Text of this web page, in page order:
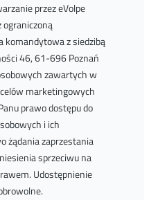
przez eVolpe
ograniczoną
komandytowa z siedzibą
46, 61-696 Poznań
zawartych w
marketingowych
prawo dostępu do
i ich
żądania zaprzestania
sprzeciwu na
Udostępnienie